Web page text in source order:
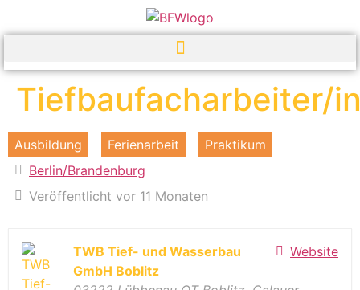
Tiefbaufacharbeiter/
Ausbildung Ferienarbeit
Praktikum
Berlin/Brandenburg
Veröffentlicht vor 11 Monaten
Website
TWB Tief- und Wasserbau
GmbH Boblitz